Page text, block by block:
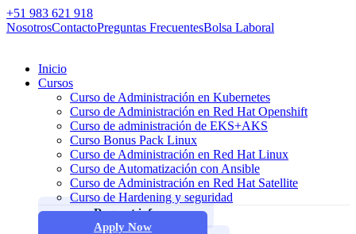
+51 983 621 918
NosotrosContactoPreguntas FrecuentesBolsa Laboral
Inicio
Cursos
Curso de Administración en Kubernetes
Curso de Administración en Red Hat Openshift
Curso de administración de EKS+AKS
Curso Bonus Pack Linux
Curso de Administración en Red Hat Linux
Curso de Automatización con Ansible
Curso de Administración en Red Hat Satellite
Curso de Hardening y seguridad
Request info
Apply Now